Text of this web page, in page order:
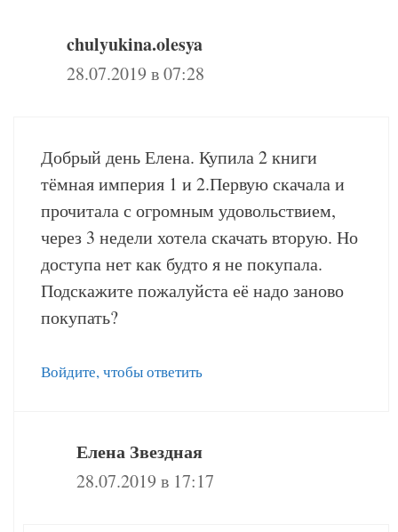
chulyukina.olesya
28.07.2019 в 07:28
Добрый день Елена. Купила 2 книги
тёмная империя 1 и 2.Первую скачала и
прочитала с огромным удовольствием,
через 3 недели хотела скачать вторую. Но
доступа нет как будто я не покупала.
Подскажите пожалуйста её надо заново
покупать?
Войдите, чтобы ответить
Елена Звездная
28.07.2019 в 17:17